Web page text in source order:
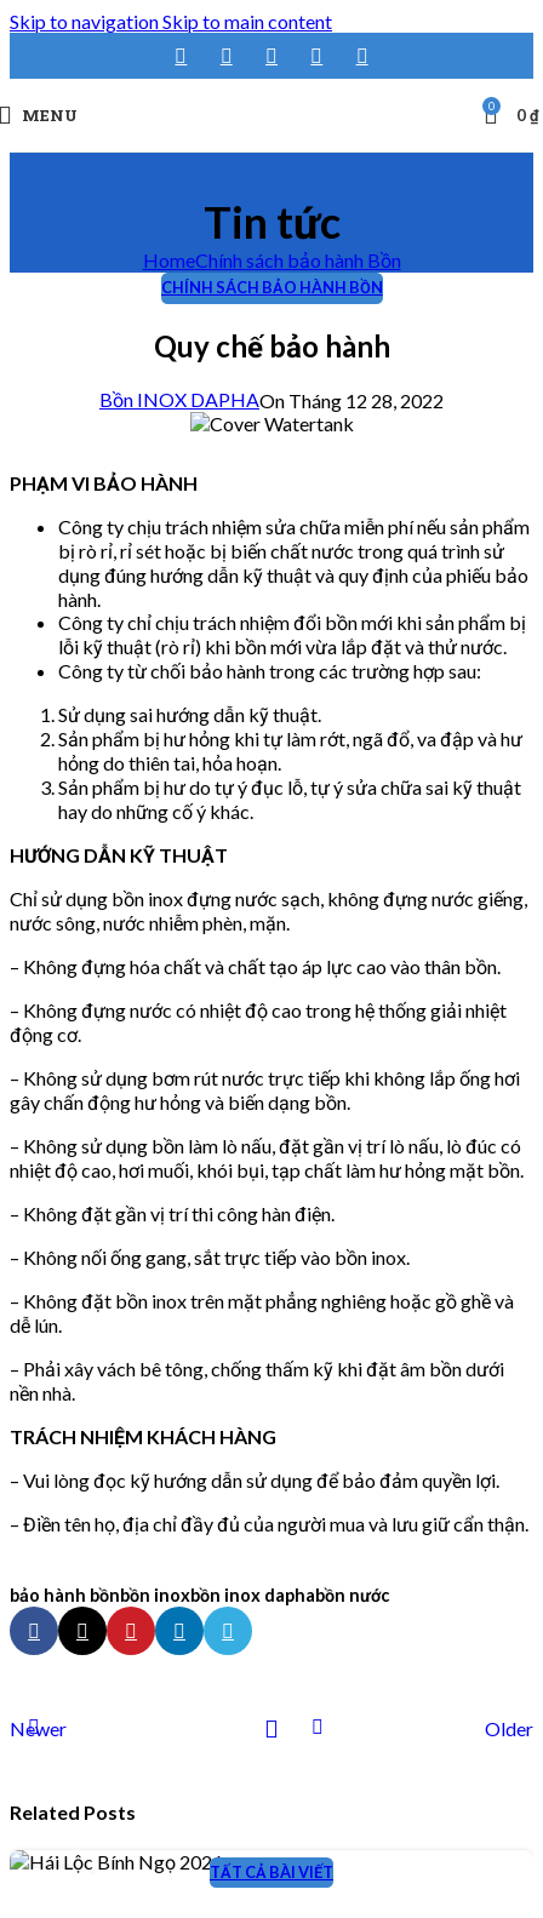
Skip to navigationSkip to main content
MENU 0 0₫
Tin tức
HomeChính sách bảo hành Bồn
CHÍNH SÁCH BẢO HÀNH BỒN
Quy chế bảo hành
Bồn INOX DAPHAOn Tháng 12 28, 2022
PHẠM VI BẢO HÀNH
Công ty chịu trách nhiệm sửa chữa miễn phí nếu sản phẩm
bị rò rỉ, rỉ sét hoặc bị biến chất nước trong quá trình sử
dụng đúng hướng dẫn kỹ thuật và quy định của phiếu bảo
hành.
Công ty chỉ chịu trách nhiệm đổi bồn mới khi sản phẩm bị
lỗi kỹ thuật (rò rỉ) khi bồn mới vừa lắp đặt và thử nước.
Công ty từ chối bảo hành trong các trường hợp sau:
Sử dụng sai hướng dẫn kỹ thuật.
Sản phẩm bị hư hỏng khi tự làm rớt, ngã đổ, va đập và hư
hỏng do thiên tai, hỏa hoạn.
Sản phẩm bị hư do tự ý đục lỗ, tự ý sửa chữa sai kỹ thuật
hay do những cố ý khác.
HƯỚNG DẪN KỸ THUẬT
Chỉ sử dụng bồn inox đựng nước sạch, không đựng nước giếng,
nước sông, nước nhiễm phèn, mặn.
– Không đựng hóa chất và chất tạo áp lực cao vào thân bồn.
– Không đựng nước có nhiệt độ cao trong hệ thống giải nhiệt
động cơ.
– Không sử dụng bơm rút nước trực tiếp khi không lắp ống hơi
gây chấn động hư hỏng và biến dạng bồn.
– Không sử dụng bồn làm lò nấu, đặt gần vị trí lò nấu, lò đúc có
nhiệt độ cao, hơi muối, khói bụi, tạp chất làm hư hỏng mặt bồn.
– Không đặt gần vị trí thi công hàn điện.
– Không nối ống gang, sắt trực tiếp vào bồn inox.
– Không đặt bồn inox trên mặt phẳng nghiêng hoặc gồ ghề và
dễ lún.
– Phải xây vách bê tông, chống thấm kỹ khi đặt âm bồn dưới
nền nhà.
TRÁCH NHIỆM KHÁCH HÀNG
– Vui lòng đọc kỹ hướng dẫn sử dụng để bảo đảm quyền lợi.
– Điền tên họ, địa chỉ đầy đủ của người mua và lưu giữ cẩn thận.
bảo hành bồnbồn inoxbồn inox daphabồn nước
Newer Older
Related Posts
TẤT CẢ BÀI VIẾT